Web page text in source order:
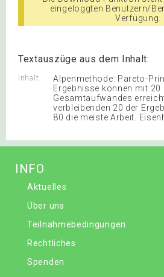
eingeloggten Benutzern/
Verfügung.
Textauszüge aus dem Inhalt:
Inhalt
Alpenmethode: Pareto-
Ergebnisse können mit 20
Gesamtaufwandes
verbleibenden 20 der
80 die meiste Arbeit.
INFO
Aktuelles
Über uns
Teilnahmebedingungen
Rechtliches
Spenden